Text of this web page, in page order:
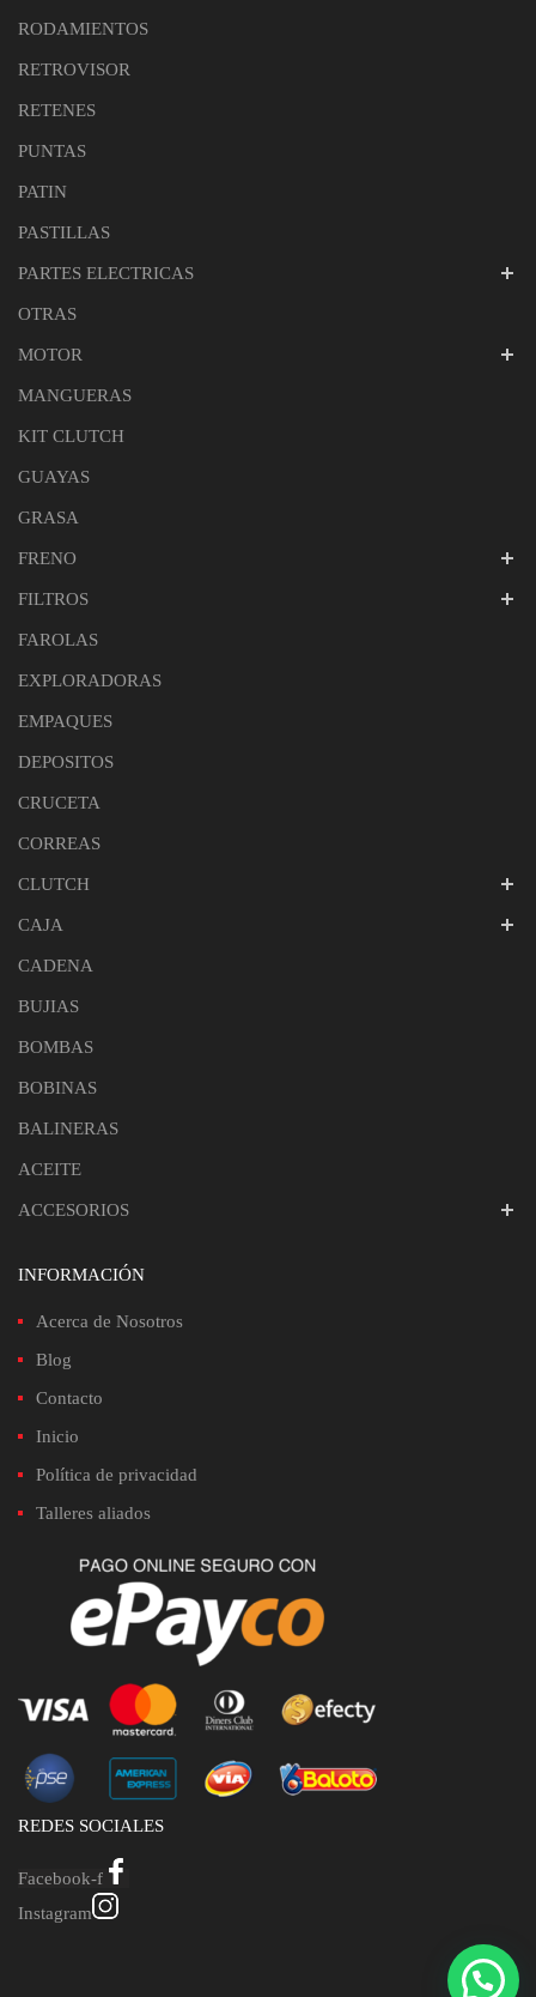
RODAMIENTOS
RETROVISOR
RETENES
PUNTAS
PATIN
PASTILLAS
PARTES ELECTRICAS
OTRAS
MOTOR
MANGUERAS
KIT CLUTCH
GUAYAS
GRASA
FRENO
FILTROS
FAROLAS
EXPLORADORAS
EMPAQUES
DEPOSITOS
CRUCETA
CORREAS
CLUTCH
CAJA
CADENA
BUJIAS
BOMBAS
BOBINAS
BALINERAS
ACEITE
ACCESORIOS
INFORMACIÓN
Acerca de Nosotros
Blog
Contacto
Inicio
Política de privacidad
Talleres aliados
REDES SOCIALES
Facebook-f
Instagram